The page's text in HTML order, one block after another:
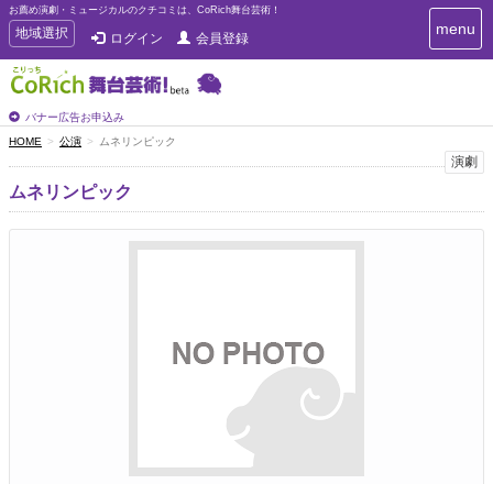
お薦め演劇・ミュージカルのクチコミは、CoRich舞台芸術！
T
o
g
g
e
n
a
v
i
地域選択 ログイン 会員登録
バナー広告お申込み
T
o
i
menu
HOME 公演 ムネリンピック
演劇
ムネリンピック